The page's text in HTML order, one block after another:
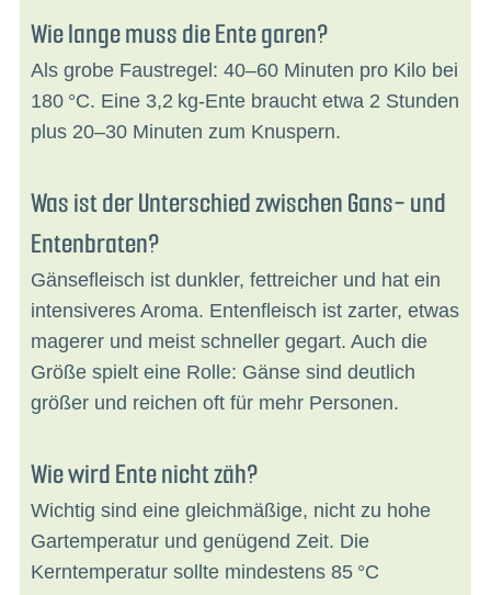
Wie lange muss die Ente garen?
Als grobe Faustregel: 40–60 Minuten pro Kilo bei
180 °C. Eine 3,2 kg-Ente braucht etwa 2 Stunden
plus 20–30 Minuten zum Knuspern.
Was ist der Unterschied zwischen Gans- und
Entenbraten?
Gänsefleisch ist dunkler, fettreicher und hat ein
intensiveres Aroma. Entenfleisch ist zarter, etwas
magerer und meist schneller gegart. Auch die
Größe spielt eine Rolle: Gänse sind deutlich
größer und reichen oft für mehr Personen.
Wie wird Ente nicht zäh?
Wichtig sind eine gleichmäßige, nicht zu hohe
Gartemperatur und genügend Zeit. Die
Kerntemperatur sollte mindestens 85 °C